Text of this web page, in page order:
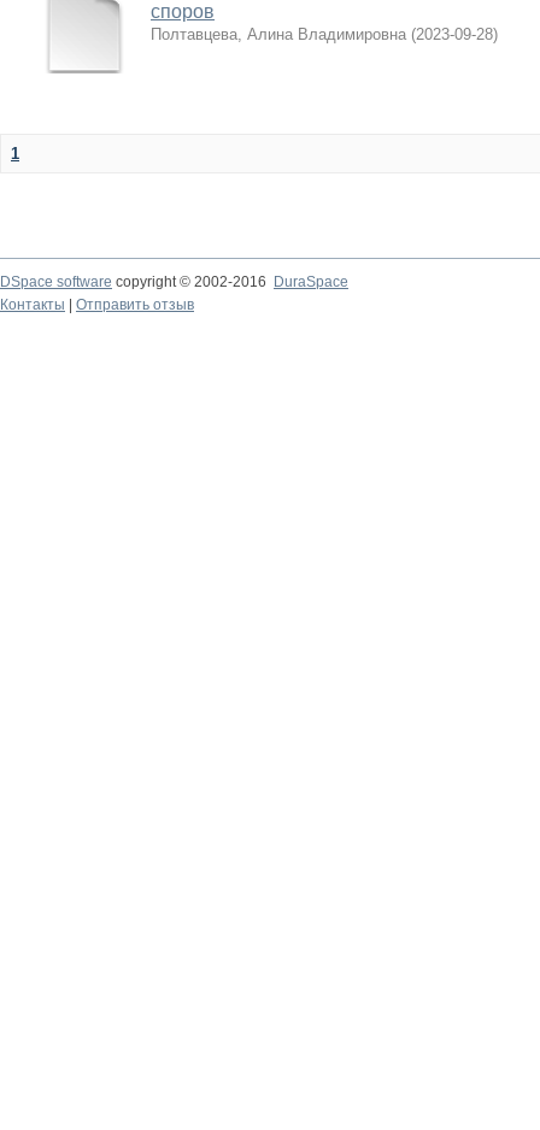
споров
Полтавцева, Алина Владимировна (2023-09-28)
1
DSpace software copyright © 2002-2016
DuraSpace
Контакты
Отправить отзыв